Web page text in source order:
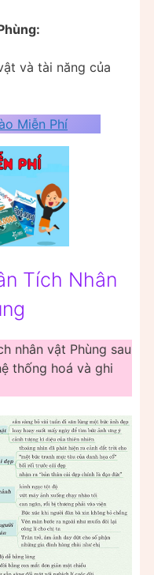
và tài năng của
Miễn Phí
Tích Nhân
nhân vật Phùng sau
thống hoá và ghi